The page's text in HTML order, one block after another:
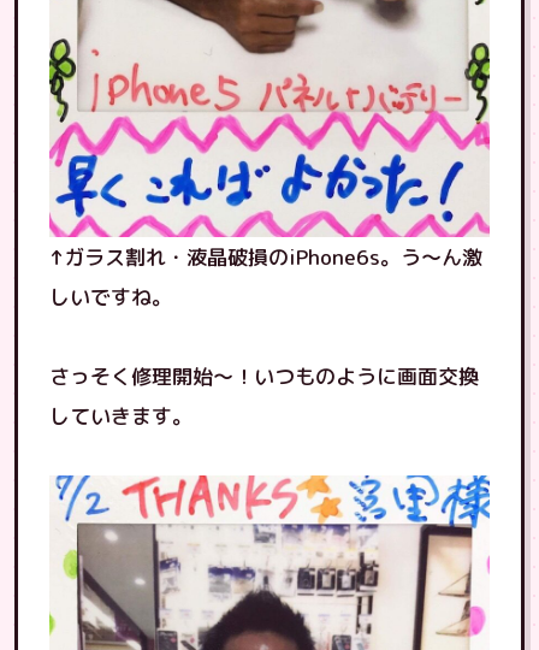
↑ガラス割れ・液晶破損のiPhone6s。う〜ん激
しいですね。
さっそく修理開始〜！いつものように画面交換
していきます。